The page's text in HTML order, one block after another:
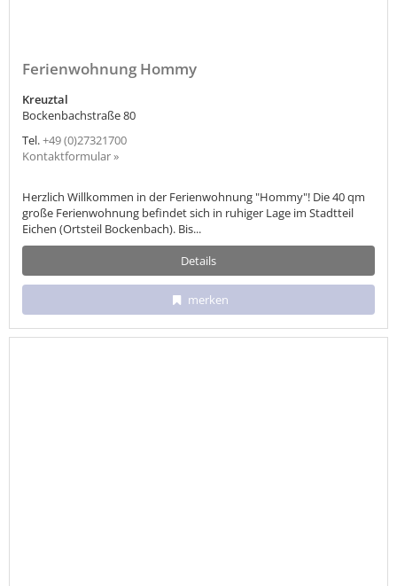
Ferienwohnung Hommy
Kreuztal
Bockenbachstraße 80
Tel.+49 (0)27321700
Kontaktformular »
Herzlich Willkommen in der Ferienwohnung "Hommy"! Die 40 qm
große Ferienwohnung befindet sich in ruhiger Lage im Stadtteil
Eichen (Ortsteil Bockenbach). Bis...
Details
merken